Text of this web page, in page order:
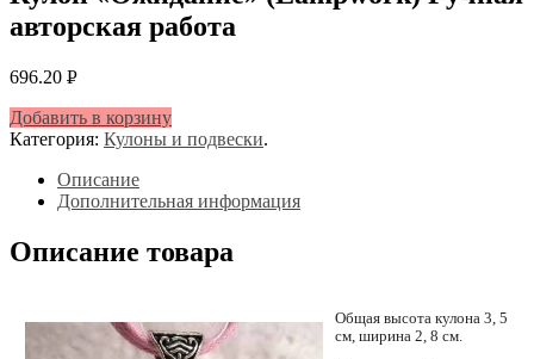
авторская работа
696.20 Р
Добавить в корзину
Категория: Кулоны и подвески.
Описание
Дополнительная информация
Описание товара
Общая высота кулона 3, 5
см, ширина 2, 8 см.